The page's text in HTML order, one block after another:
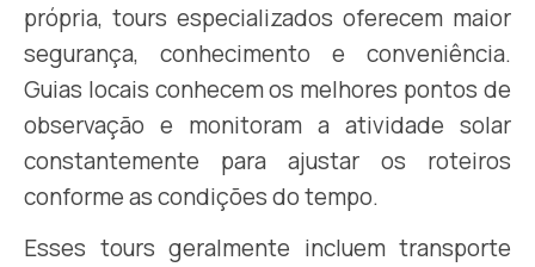
própria, tours especializados oferecem maior
segurança, conhecimento e conveniência.
Guias locais conhecem os melhores pontos de
observação e monitoram a atividade solar
constantemente para ajustar os roteiros
conforme as condições do tempo.
Esses tours geralmente incluem transporte